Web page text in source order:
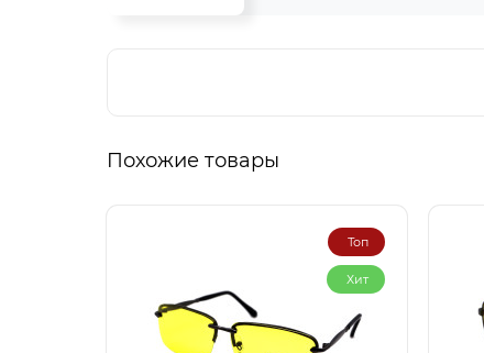
Похожие товары
Топ
Хит